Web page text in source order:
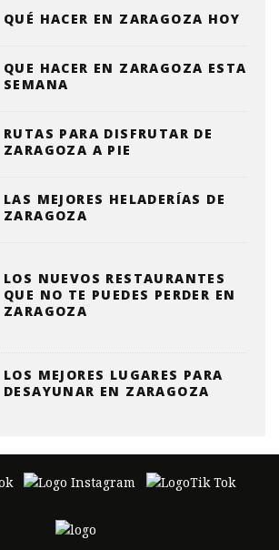
QUÉ HACER EN ZARAGOZA HOY
QUE HACER EN ZARAGOZA ESTA
SEMANA
RUTAS PARA DISFRUTAR DE
ZARAGOZA A PIE
LAS MEJORES HELADERÍAS DE
ZARAGOZA
LOS NUEVOS RESTAURANTES
QUE NO TE PUEDES PERDER EN
ZARAGOZA
LOS MEJORES LUGARES PARA
DESAYUNAR EN ZARAGOZA